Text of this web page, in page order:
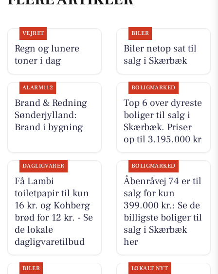
VEJRET
Regn og lunere
toner i dag
BILER
Biler netop sat til
salg i Skærbæk
ALARM112
Brand & Redning
Sønderjylland:
Brand i bygning
BOLIGMARKED
Top 6 over dyreste
boliger til salg i
Skærbæk. Priser
op til 3.195.000 kr
DAGLIGVARER
Få Lambi
toiletpapir til kun
16 kr. og Kohberg
brød for 12 kr. - Se
de lokale
dagligvaretilbud
BOLIGMARKED
Åbenråvej 74 er til
salg for kun
399.000 kr.: Se de
billigste boliger til
salg i Skærbæk
her
BILER LOKALT NYT